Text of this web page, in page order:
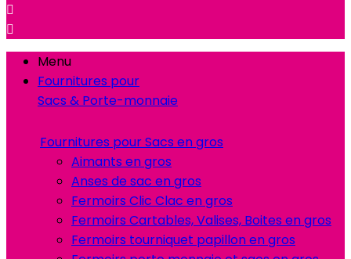


Menu
Fournitures pour
Sacs & Porte-monnaie
Fournitures pour Sacs en gros
Aimants en gros
Anses de sac en gros
Fermoirs Clic Clac en gros
Fermoirs Cartables, Valises, Boites en gros
Fermoirs tourniquet papillon en gros